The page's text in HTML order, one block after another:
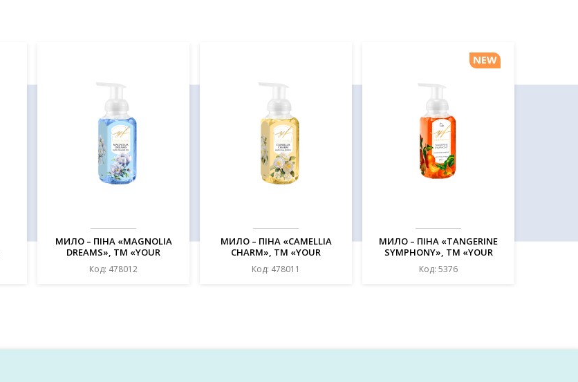
МИЛО – ПІНА «MAGNOLIA
DREAMS», ТМ «YOUR
FANTASY», 240 МЛ
Код: 478012
МИЛО – ПІНА «CAMELLIA
CHARM», ТМ «YOUR
FANTASY», 240 МЛ
Код: 478011
МИЛО – ПІНА «TANGERINE
SYMPHONY», ТМ «YOUR
FANTASY», 240 МЛ
Код: 5376
NEW